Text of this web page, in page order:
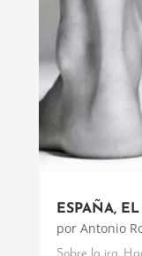
ESPAÑA,
por Antonio